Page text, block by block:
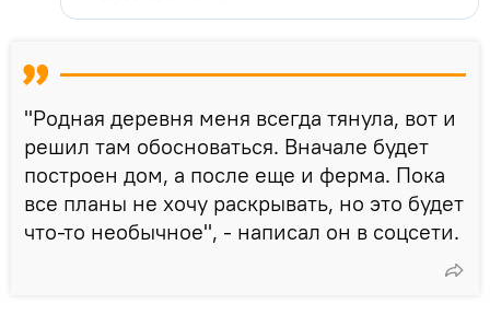
"Родная деревня меня всегда тянула, вот и
решил там обосноваться. Вначале будет
построен дом, а после еще и ферма. Пока
все планы не хочу раскрывать, но это будет
что-то необычное", - написал он в соцсети.